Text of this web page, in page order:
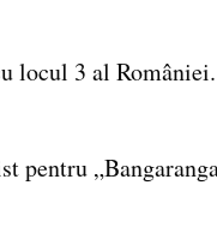
locul 3 al